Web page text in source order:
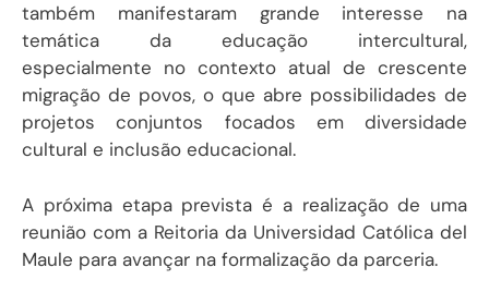
também manifestaram grande interesse na
temática da educação intercultural,
especialmente no contexto atual de crescente
migração de povos, o que abre possibilidades de
projetos conjuntos focados em diversidade
cultural e inclusão educacional.
A próxima etapa prevista é a realização de uma
reunião com a Reitoria da Universidad Católica del
Maule para avançar na formalização da parceria.